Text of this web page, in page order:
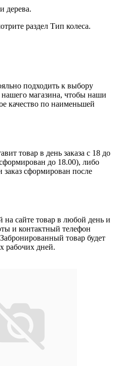
дерева.
раздел Тип колеса.
подходить к выбору
нашего магазина, чтобы наши
качество по наименьшей
товар в день заказа с 18 до
до 18.00), либо
сформирован после
на сайте товар в любой день и
и контактный телефон
товар будет
рабочих дней.